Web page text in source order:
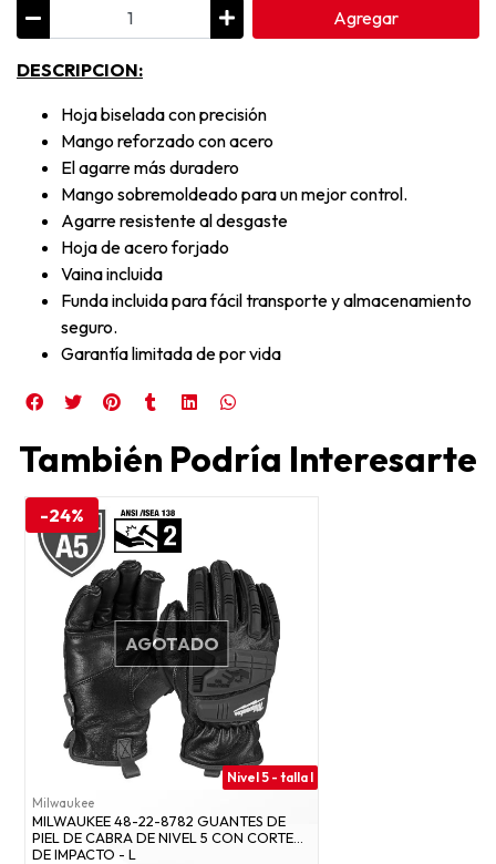
Agregar
DESCRIPCION:
Hoja biselada con precisión
Mango reforzado con acero
El agarre más duradero
Mango sobremoldeado para un mejor control.
Agarre resistente al desgaste
Hoja de acero forjado
Vaina incluida
Funda incluida para fácil transporte y almacenamiento
seguro.
Garantía limitada de por vida
También Podría Interesarte
-24%
AGOTADO
Nivel 5 - talla l
Milwaukee
MILWAUKEE 48-22-8782 GUANTES DE
PIEL DE CABRA DE NIVEL 5 CON CORTE
DE IMPACTO - L